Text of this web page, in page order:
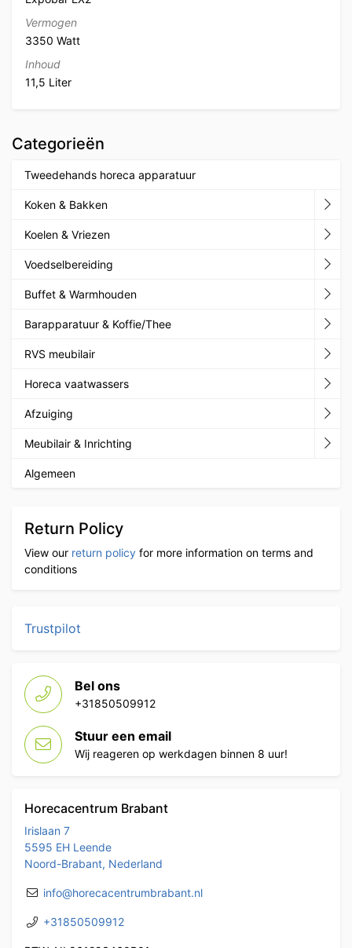
Vermogen
3350 Watt
Inhoud
11,5 Liter
Categorieën
Tweedehands horeca apparatuur
Koken & Bakken
Koelen & Vriezen
Voedselbereiding
Buffet & Warmhouden
Barapparatuur & Koffie/Thee
RVS meubilair
Horeca vaatwassers
Afzuiging
Meubilair & Inrichting
Algemeen
Return Policy
View our return policy for more information on terms and
conditions
Trustpilot
Bel ons
+31850509912
Stuur een email
Wij reageren op werkdagen binnen 8 uur!
Horecacentrum Brabant
Irislaan 7
5595 EH Leende
Noord-Brabant, Nederland
info@horecacentrumbrabant.nl
+31850509912